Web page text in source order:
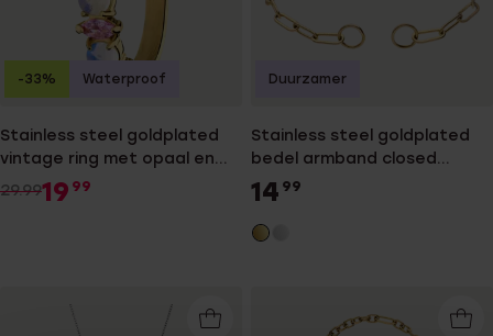
Stainless steel goldplated
vintage ring met opaal en
roze
29.9919 99
-33% Waterproof
Stainless steel goldplated
bedel armband closed
forever
14 99
Duurzamer